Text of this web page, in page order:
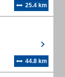
25.4 km
44.8 km